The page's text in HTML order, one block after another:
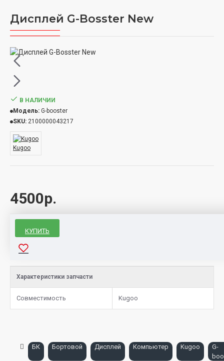
Дисплей G-Bosster New
4500р.
В НАЛИЧИИ
Модель: G-booster
SKU: 2100000043217
Kugoo
КУПИТЬ
Характеристики запчасти
Совместимость Kugoo
БК Бортовой Дисплей Компьютер Kugoo
G-